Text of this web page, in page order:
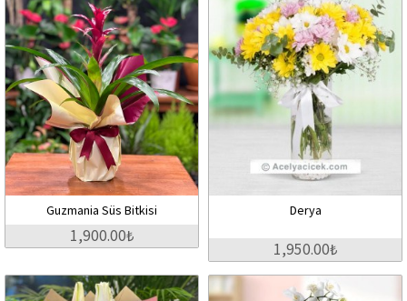
Guzmania Süs Bitkisi
1,900.00₺
Derya
1,950.00₺